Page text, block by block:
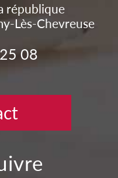
république
Lès-Chevreuse
08